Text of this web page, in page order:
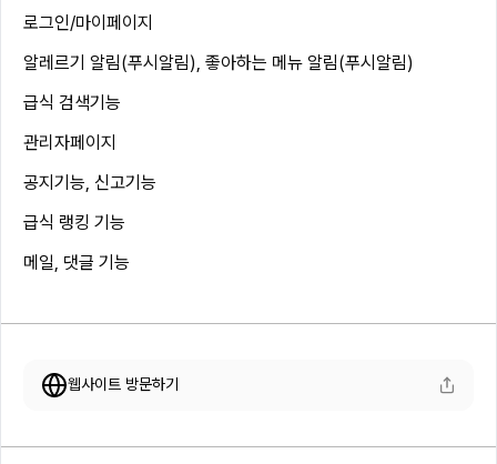
로그인/마이페이지
알레르기 알림(푸시알림), 좋아하는 메뉴 알림(푸시알림)
급식 검색기능
관리자페이지
공지기능, 신고기능
급식 랭킹 기능
메일, 댓글 기능
웹사이트 방문하기